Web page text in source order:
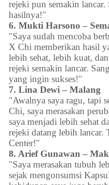
rejeki pun semakin lancar.
hasilnya!"
6. Mukti Harsono –
"Saya sudah mencoba
X Chi memberikan hasil
lebih sehat, lebih kuat,
rejeki semakin lancar.
yang ingin sukses!"
7. Lina Dewi – Malang
"Awalnya saya ragu, tapi
Chi, saya merasakan
saya menjadi lebih sehat
rejeki datang lebih lancar.
Center!"
8. Arief Gunawan –
"Saya merasakan tubuh
sejak mengonsumsi